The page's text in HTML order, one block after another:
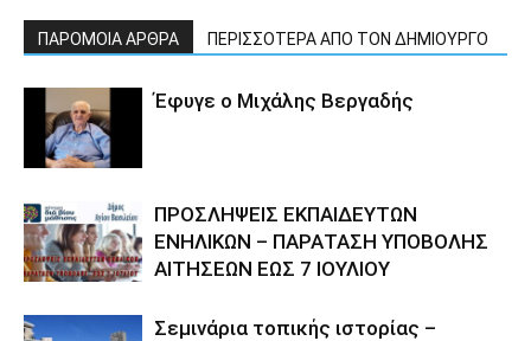
ΠΑΡΟΜΟΙΑ ΑΡΘΡΑ ΠΕΡΙΣΣΟΤΕΡΑ ΑΠΟ ΤΟΝ ΔΗΜΙΟΥΡΓΟ
Έφυγε ο Μιχάλης Βεργαδής
ΠΡΟΣΛΗΨΕΙΣ ΕΚΠΑΙΔΕΥΤΩΝ
ΕΝΗΛΙΚΩΝ – ΠΑΡΑΤΑΣΗ ΥΠΟΒΟΛΗΣ
ΑΙΤΗΣΕΩΝ ΕΩΣ 7 ΙΟΥΛΙΟΥ
Σεμινάρια τοπικής ιστορίας –